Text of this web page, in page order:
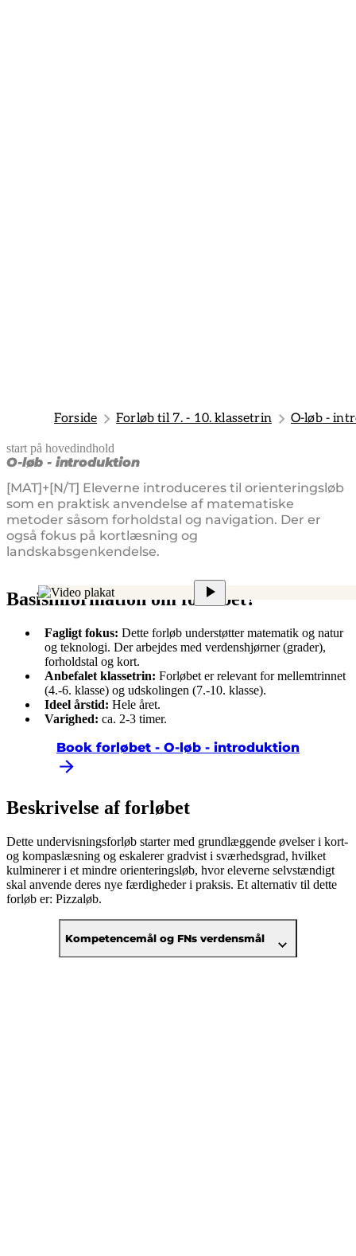
Forside Forløb til 7. - 10. klassetrin O-løb -
start på hovedindhold
O-løb - introduktion
[MAT]+[N/T] Eleverne introduceres til orienteringsløb
som en praktisk anvendelse af matematiske
metoder såsom forholdstal og navigation. Der er
også fokus på kortlæsning og
landskabsgenkendelse.
senest opdateret 8. april 2025
Basisinformation om forløbet?
Fagligt fokus: Dette forløb understøtter matematik og natur
og teknologi. Der arbejdes med verdenshjørner (grader),
forholdstal og kort.
Anbefalet klassetrin: Forløbet er relevant for mellemtrinnet
(4.-6. klasse) og udskolingen (7.-10. klasse).
Ideel årstid: Hele året.
Varighed: ca. 2-3 timer.
Book forløbet - O-løb - introduktion
Beskrivelse af forløbet
Dette undervisningsforløb starter med grundlæggende øvelser i kort-
og kompaslæsning og eskalerer gradvist i sværhedsgrad, hvilket
kulminerer i et mindre orienteringsløb, hvor eleverne selvstændigt
skal anvende deres nye færdigheder i praksis. Et alternativ til dette
forløb er: Pizzaløb.
Kompetencemål og FNs verdensmål